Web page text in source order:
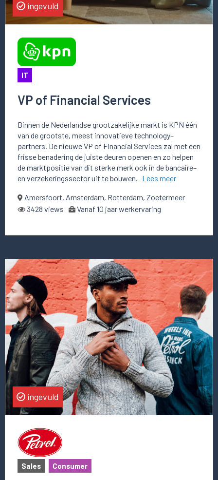
ingevuld
IT
VP of Financial Services
Binnen de Nederlandse grootzakelijke markt is KPN één
van de grootste, meest innovatieve technology–
partners. De nieuwe VP of Financial Services zal met een
frisse benadering de juiste deuren openen en zo helpen
de marktpositie van dit sterke merk ook in de bancaire–
en verzekeringssector uit te bouwen. Lees meer
Amersfoort, Amsterdam, Rotterdam, Zoetermeer
3428 views
Vanaf 10 jaar werkervaring
Lees
meer
over
deze
vacature
International
Sales
Director
ingevuld
Sales Consumer